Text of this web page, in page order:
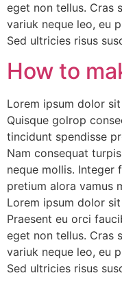
eget non tellus. Cras
variuk neque leo, eu
Sed ultricies risus
How to
Lorem ipsum dolor
Quisque golrop
tincidunt spendisse
Nam consequat
neque mollis.
pretium alora vamus
Lorem ipsum dolor
Praesent eu orci
eget non tellus. Cras
variuk neque leo, eu
Sed ultricies risus